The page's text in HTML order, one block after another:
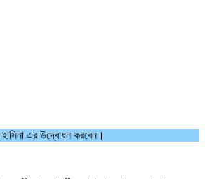
হাসিনা এর উদ্বোধন করবেন।